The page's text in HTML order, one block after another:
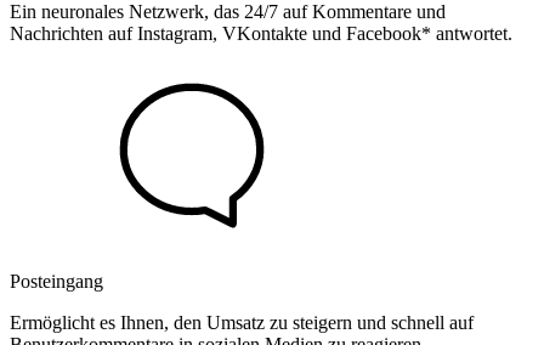
Ein neuronales Netzwerk, das 24/7 auf Kommentare und
Nachrichten auf Instagram, VKontakte und Facebook* antwortet.
Posteingang
Ermöglicht es Ihnen, den Umsatz zu steigern und schnell auf